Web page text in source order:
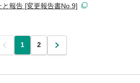
報告 [変更報告書No.9]
前 1 2 次